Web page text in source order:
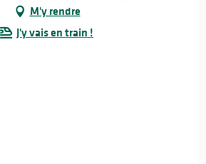
M'y rendre
J'y vais en train !